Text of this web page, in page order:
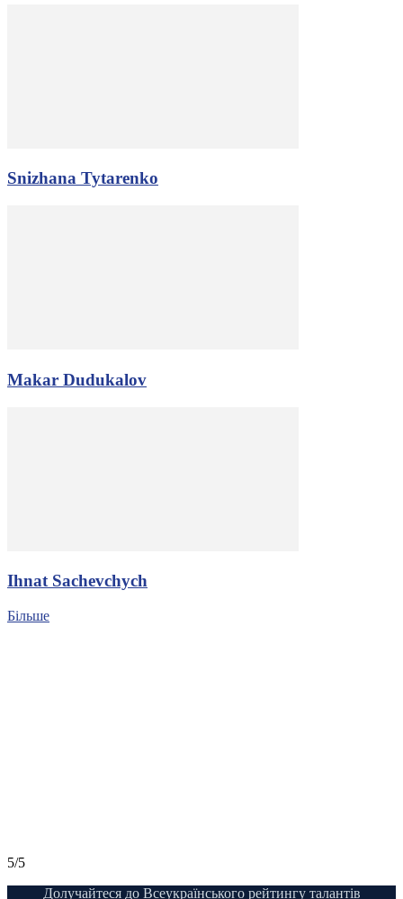
Snizhana Tytarenko
Makar Dudukalov
Ihnat Sachevchych
Більше
5/5
Долучайтеся до Всеукраїнського рейтингу талантів